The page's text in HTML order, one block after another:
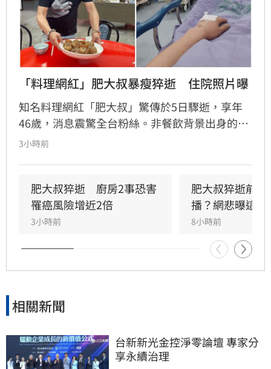
「料理網紅」肥大叔暴瘦猝逝　住院照片曝
知名料理網紅「肥大叔」驚傳於5日驟逝，享年
46歲，消息震驚全台粉絲。非餐飲背景出身的
他，憑藉親切教學與拚勁，將直播事業經營得有
陷，狀態顯得相當疲憊。肥大叔自2021年起頻傳
健康警訊，雖曾於2022年住院開刀，但出院後仍
堅持返回工作崗位，直到最後一刻仍心繫直播。
對於肥大叔的確切死因，家屬目前尚未對外說
明。
3小時前
肥大叔猝逝　廚房2事恐害
罹癌風險增近2倍
3小時前
肥大叔猝逝前
播？網悲曝這原
8小時前
相關新聞
台新新光金控淨零論壇 專家分
享永續治理